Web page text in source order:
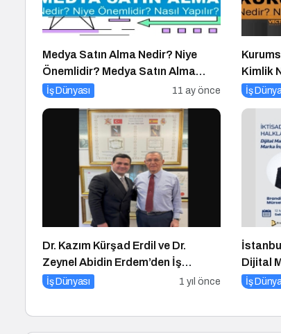
Medya Satın Alma Nedir? Niye
Önemlidir? Medya Satın Alma
Nasıl Yapılır?
İş Dünyası 11 ay önce
Kimlik
Kimlik
İş
Dr. Kazım Kürşad Erdil ve Dr.
Zeynel Abidin Erdem’den İş
Dünyası Buluşması
İş Dünyası 1 yıl önce
Dijital
İş